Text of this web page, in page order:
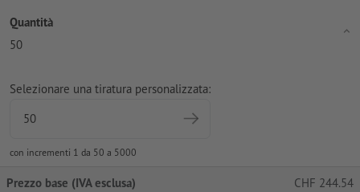
Quantità
50
Selezionare una tiratura personalizzata:
con incrementi 1 da 50 a 5000
Prezzo base (IVA esclusa) CHF 244.54